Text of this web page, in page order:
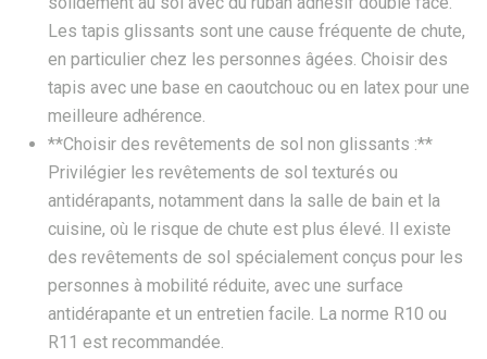
Les tapis glissants sont une cause fréquente de chute,
en particulier chez les personnes âgées. Choisir des
tapis avec une base en caoutchouc ou en latex pour une
meilleure adhérence.
**Choisir des revêtements de sol non glissants :**
Privilégier les revêtements de sol texturés ou
antidérapants, notamment dans la salle de bain et la
cuisine, où le risque de chute est plus élevé. Il existe
des revêtements de sol spécialement conçus pour les
personnes à mobilité réduite, avec une surface
antidérapante et un entretien facile. La norme R10 ou
R11 est recommandée.